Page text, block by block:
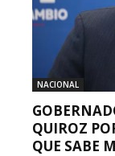
NACIONAL
QUIROZ
QUE SABE